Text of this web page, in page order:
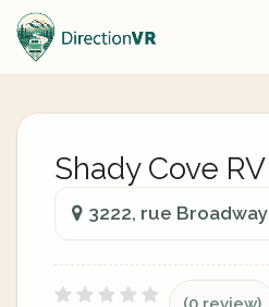
Shady Cove
3222, rue